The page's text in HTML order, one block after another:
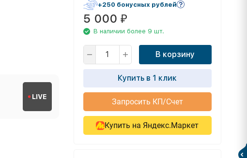
LIVE
+250 бонусных рублей
5 000 ₽
В наличии более 9 шт.
В корзину
Купить в 1 клик
Запросить КП/Счет
Купить на Яндекс.Маркет